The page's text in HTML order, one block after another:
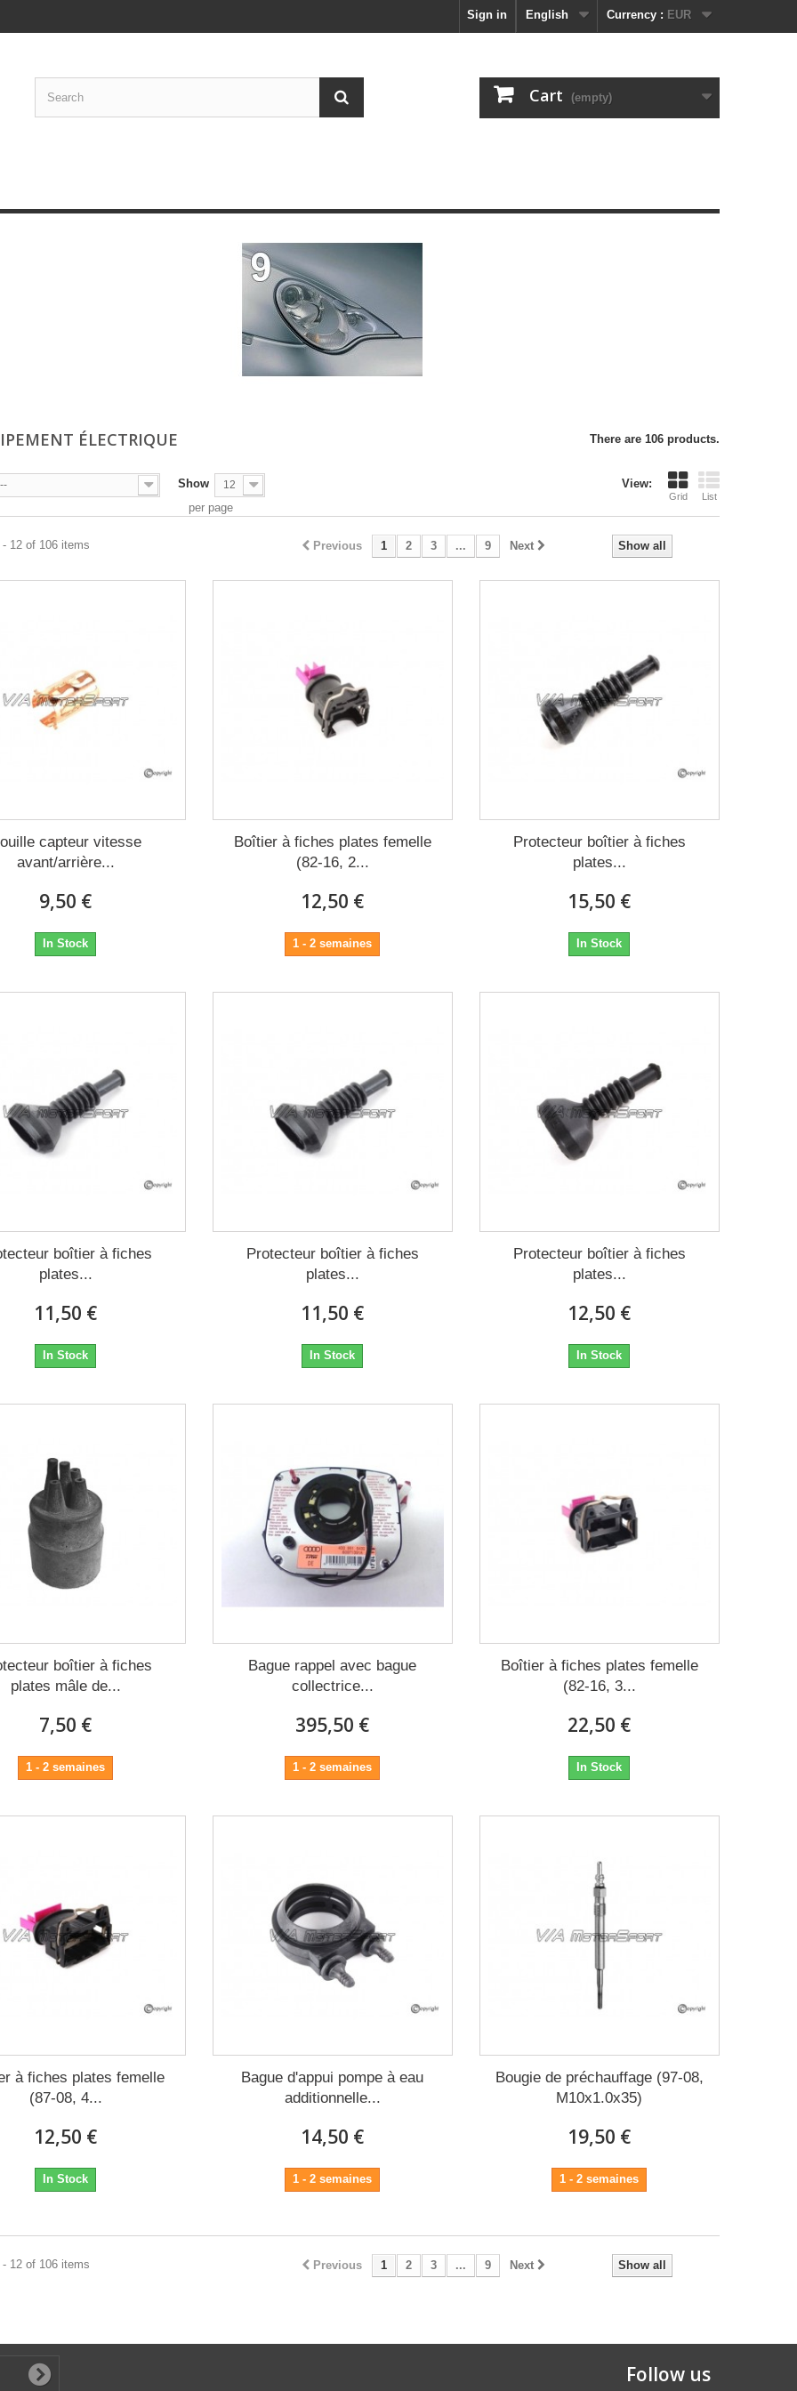
Currency : EUR
English
Sign in
Cart (empty)
ÉLECTRIQUE There are 106 products.
View:
Grid List
-- Show 12
per page
Show all
Previous 1 2 3 ... 9 Next
12 of 106 items
capteur vitesse
avant/arrière...
9,50 €
In Stock
Boîtier à fiches plates femelle
(82-16, 2...
12,50 €
1 - 2 semaines
Protecteur boîtier à fiches
plates...
15,50 €
In Stock
boîtier à fiches
plates...
11,50 €
In Stock
Protecteur boîtier à fiches
plates...
11,50 €
In Stock
Protecteur boîtier à fiches
plates...
12,50 €
In Stock
boîtier à fiches
plates mâle de...
7,50 €
1 - 2 semaines
Bague rappel avec bague
collectrice...
395,50 €
1 - 2 semaines
Boîtier à fiches plates femelle
(82-16, 3...
22,50 €
In Stock
à fiches plates femelle
(87-08, 4...
12,50 €
In Stock
Bague d'appui pompe à eau
additionnelle...
14,50 €
1 - 2 semaines
Bougie de préchauffage (97-08,
M10x1.0x35)
19,50 €
1 - 2 semaines
Show all
Previous 1 2 3 ... 9 Next
12 of 106 items
Follow us